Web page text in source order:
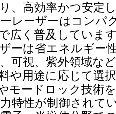
、高効率かつ安定
レーザーはコンパ
広く普及していま
ーは省エネルギー
可視、紫外領域な
や用途に応じて選
モードロック技術
特性が制御されて